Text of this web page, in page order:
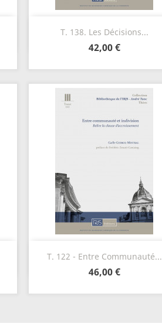
T. 138. Les Décisions...
42,00 €
Aperçu rapide
T. 122 - Entre Communauté...
46,00 €
 Aperçu rapide